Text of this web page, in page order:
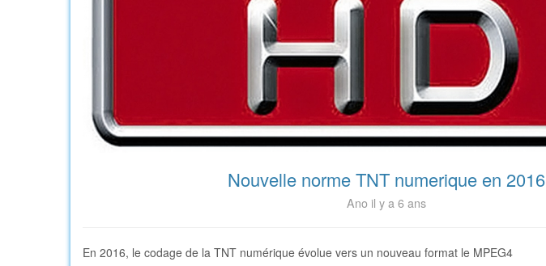
Nouvelle norme TNT numerique en 2016
Ano il y a 6 ans
En 2016, le codage de la TNT numérique évolue vers un nouveau format le MPEG4